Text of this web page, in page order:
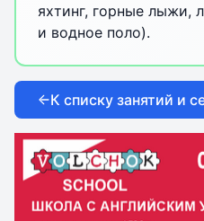
яхтинг, горные лыжи,
и водное поло).
К списку занятий и